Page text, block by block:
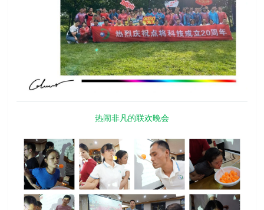
热闹非凡的联欢晚会